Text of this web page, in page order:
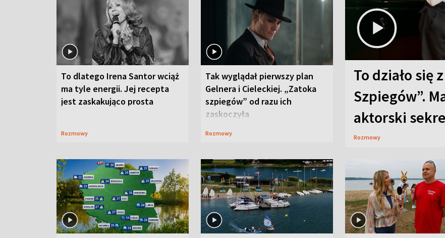
To dlatego Irena Santor wciąż
ma tyle energii. Jej recepta
jest zaskakująco prosta
Rozmowy
Tak wyglądał pierwszy plan
Gelnera i Cieleckiej. „Zatoka
szpiegów” od razu ich
zaskoczyła
Rozmowy
To działo się
Szpiegów”.
aktorski
Rozmowy